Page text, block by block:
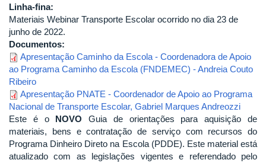
Linha-fina:
Materiais Webinar Transporte Escolar ocorrido no dia 23 de
junho de 2022.
Documentos:
Apresentação Caminho da Escola - Coordenadora de Apoio
ao Programa Caminho da Escola (FNDEMEC) - Andreia Couto
Ribeiro
Apresentação PNATE - Coordenador de Apoio ao Programa
Nacional de Transporte Escolar, Gabriel Marques Andreozzi
Este é o NOVO Guia de orientações para aquisição de
materiais, bens e contratação de serviço com recursos do
Programa Dinheiro Direto na Escola (PDDE). Este material está
atualizado com as legislações vigentes e referendado pelo